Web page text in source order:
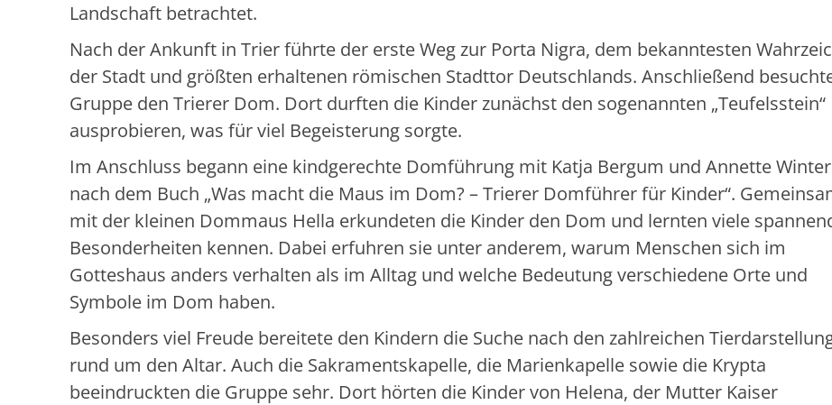
Landschaft betrachtet.
Nach der Ankunft in Trier führte der erste Weg zur Porta Nigra, dem bekanntesten
der Stadt und größten erhaltenen römischen Stadttor Deutschlands. Anschließend
Gruppe den Trierer Dom. Dort durften die Kinder zunächst den sogenannten „Teufelsstein“
ausprobieren, was für viel Begeisterung sorgte.
Im Anschluss begann eine kindgerechte Domführung mit Katja Bergum und Annette Winter
nach dem Buch „Was macht die Maus im Dom? – Trierer Domführer für Kinder“.
mit der kleinen Dommaus Hella erkundeten die Kinder den Dom und lernten viele
Besonderheiten kennen. Dabei erfuhren sie unter anderem, warum Menschen sich im
Gotteshaus anders verhalten als im Alltag und welche Bedeutung verschiedene Orte und
Symbole im Dom haben.
Besonders viel Freude bereitete den Kindern die Suche nach den zahlreichen
rund um den Altar. Auch die Sakramentskapelle, die Marienkapelle sowie die Krypta
beeindruckten die Gruppe sehr. Dort hörten die Kinder von Helena, der Mutter Kaiser